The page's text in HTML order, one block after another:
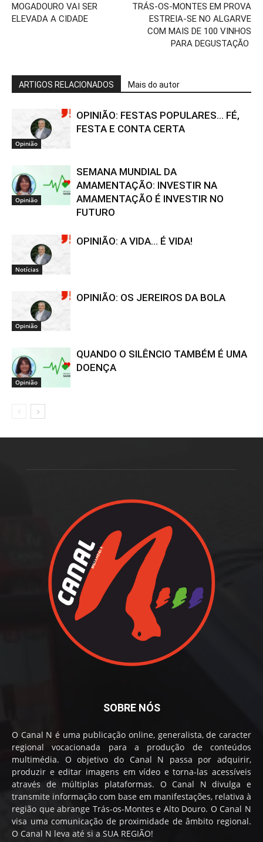
MOGADOURO VAI SER
ELEVADA A CIDADE
TRÁS-OS-MONTES EM PROVA
ESTREIA-SE NO ALGARVE
COM MAIS DE 100 VINHOS
PARA DEGUSTAÇÃO
ARTIGOS RELACIONADOS Mais do autor
Opinião
OPINIÃO: FESTAS POPULARES… FÉ,
FESTA E CONTA CERTA
Opinião
SEMANA MUNDIAL DA
AMAMENTAÇÃO: INVESTIR NA
AMAMENTAÇÃO É INVESTIR NO
FUTURO
Notícias
OPINIÃO: A VIDA… É VIDA!
Opinião
OPINIÃO: OS JEREIROS DA BOLA
Opinião
QUANDO O SILÊNCIO TAMBÉM É UMA
DOENÇA
SOBRE NÓS
O Canal N é uma publicação online, generalista, de caracter
regional vocacionada para a produção de conteúdos
multimédia. O objetivo do Canal N passa por adquirir,
produzir e editar imagens em vídeo e torna-las acessíveis
através de múltiplas plataformas. O Canal N divulga e
transmite informação com base em manifestações, relativa à
região que abrange Trás-os-Montes e Alto Douro. O Canal N
visa uma comunicação de proximidade de âmbito regional.
O Canal N leva até si a SUA REGIÃO!